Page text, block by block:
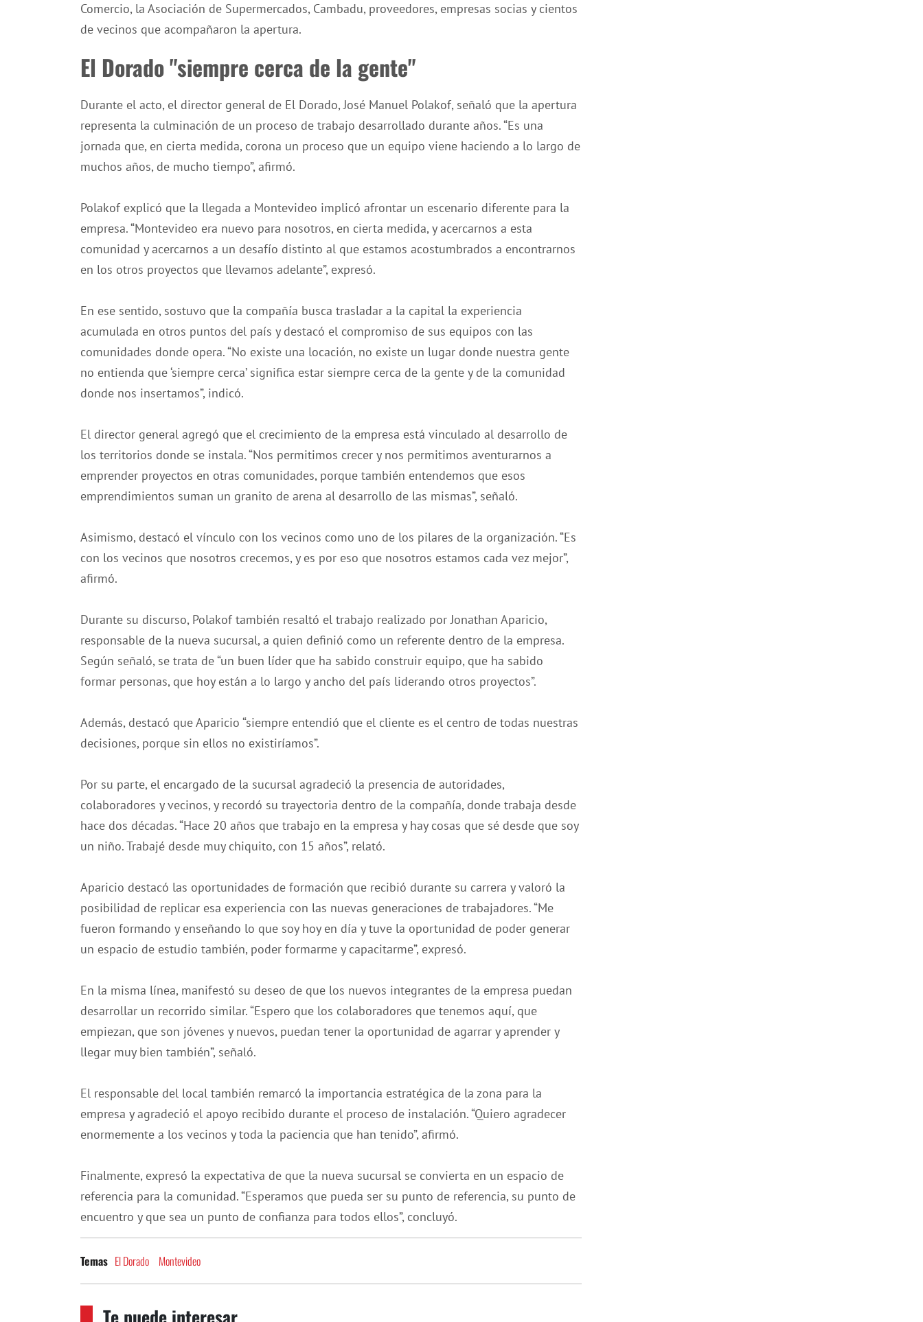
Comercio, la Asociación de Supermercados, Cambadu, proveedores, empresas socias y cientos
de vecinos que acompañaron la apertura.
El Dorado "siempre cerca de la gente"
Durante el acto, el director general de El Dorado, José Manuel Polakof, señaló que la apertura
representa la culminación de un proceso de trabajo desarrollado durante años. “Es una
jornada que, en cierta medida, corona un proceso que un equipo viene haciendo a lo largo de
muchos años, de mucho tiempo”, afirmó.
Polakof explicó que la llegada a Montevideo implicó afrontar un escenario diferente para la
empresa. “Montevideo era nuevo para nosotros, en cierta medida, y acercarnos a esta
comunidad y acercarnos a un desafío distinto al que estamos acostumbrados a encontrarnos
en los otros proyectos que llevamos adelante”, expresó.
En ese sentido, sostuvo que la compañía busca trasladar a la capital la experiencia
acumulada en otros puntos del país y destacó el compromiso de sus equipos con las
comunidades donde opera. “No existe una locación, no existe un lugar donde nuestra gente
no entienda que ‘siempre cerca’ significa estar siempre cerca de la gente y de la comunidad
donde nos insertamos”, indicó.
El director general agregó que el crecimiento de la empresa está vinculado al desarrollo de
los territorios donde se instala. “Nos permitimos crecer y nos permitimos aventurarnos a
emprender proyectos en otras comunidades, porque también entendemos que esos
emprendimientos suman un granito de arena al desarrollo de las mismas”, señaló.
Asimismo, destacó el vínculo con los vecinos como uno de los pilares de la organización. “Es
con los vecinos que nosotros crecemos, y es por eso que nosotros estamos cada vez mejor”,
afirmó.
Durante su discurso, Polakof también resaltó el trabajo realizado por Jonathan Aparicio,
responsable de la nueva sucursal, a quien definió como un referente dentro de la empresa.
Según señaló, se trata de “un buen líder que ha sabido construir equipo, que ha sabido
formar personas, que hoy están a lo largo y ancho del país liderando otros proyectos”.
Además, destacó que Aparicio “siempre entendió que el cliente es el centro de todas nuestras
decisiones, porque sin ellos no existiríamos”.
Por su parte, el encargado de la sucursal agradeció la presencia de autoridades,
colaboradores y vecinos, y recordó su trayectoria dentro de la compañía, donde trabaja desde
hace dos décadas. “Hace 20 años que trabajo en la empresa y hay cosas que sé desde que soy
un niño. Trabajé desde muy chiquito, con 15 años”, relató.
Aparicio destacó las oportunidades de formación que recibió durante su carrera y valoró la
posibilidad de replicar esa experiencia con las nuevas generaciones de trabajadores. “Me
fueron formando y enseñando lo que soy hoy en día y tuve la oportunidad de poder generar
un espacio de estudio también, poder formarme y capacitarme”, expresó.
En la misma línea, manifestó su deseo de que los nuevos integrantes de la empresa puedan
desarrollar un recorrido similar. “Espero que los colaboradores que tenemos aquí, que
empiezan, que son jóvenes y nuevos, puedan tener la oportunidad de agarrar y aprender y
llegar muy bien también”, señaló.
El responsable del local también remarcó la importancia estratégica de la zona para la
empresa y agradeció el apoyo recibido durante el proceso de instalación. “Quiero agradecer
enormemente a los vecinos y toda la paciencia que han tenido”, afirmó.
Finalmente, expresó la expectativa de que la nueva sucursal se convierta en un espacio de
referencia para la comunidad. “Esperamos que pueda ser su punto de referencia, su punto de
encuentro y que sea un punto de confianza para todos ellos”, concluyó.
Temas El Dorado Montevideo